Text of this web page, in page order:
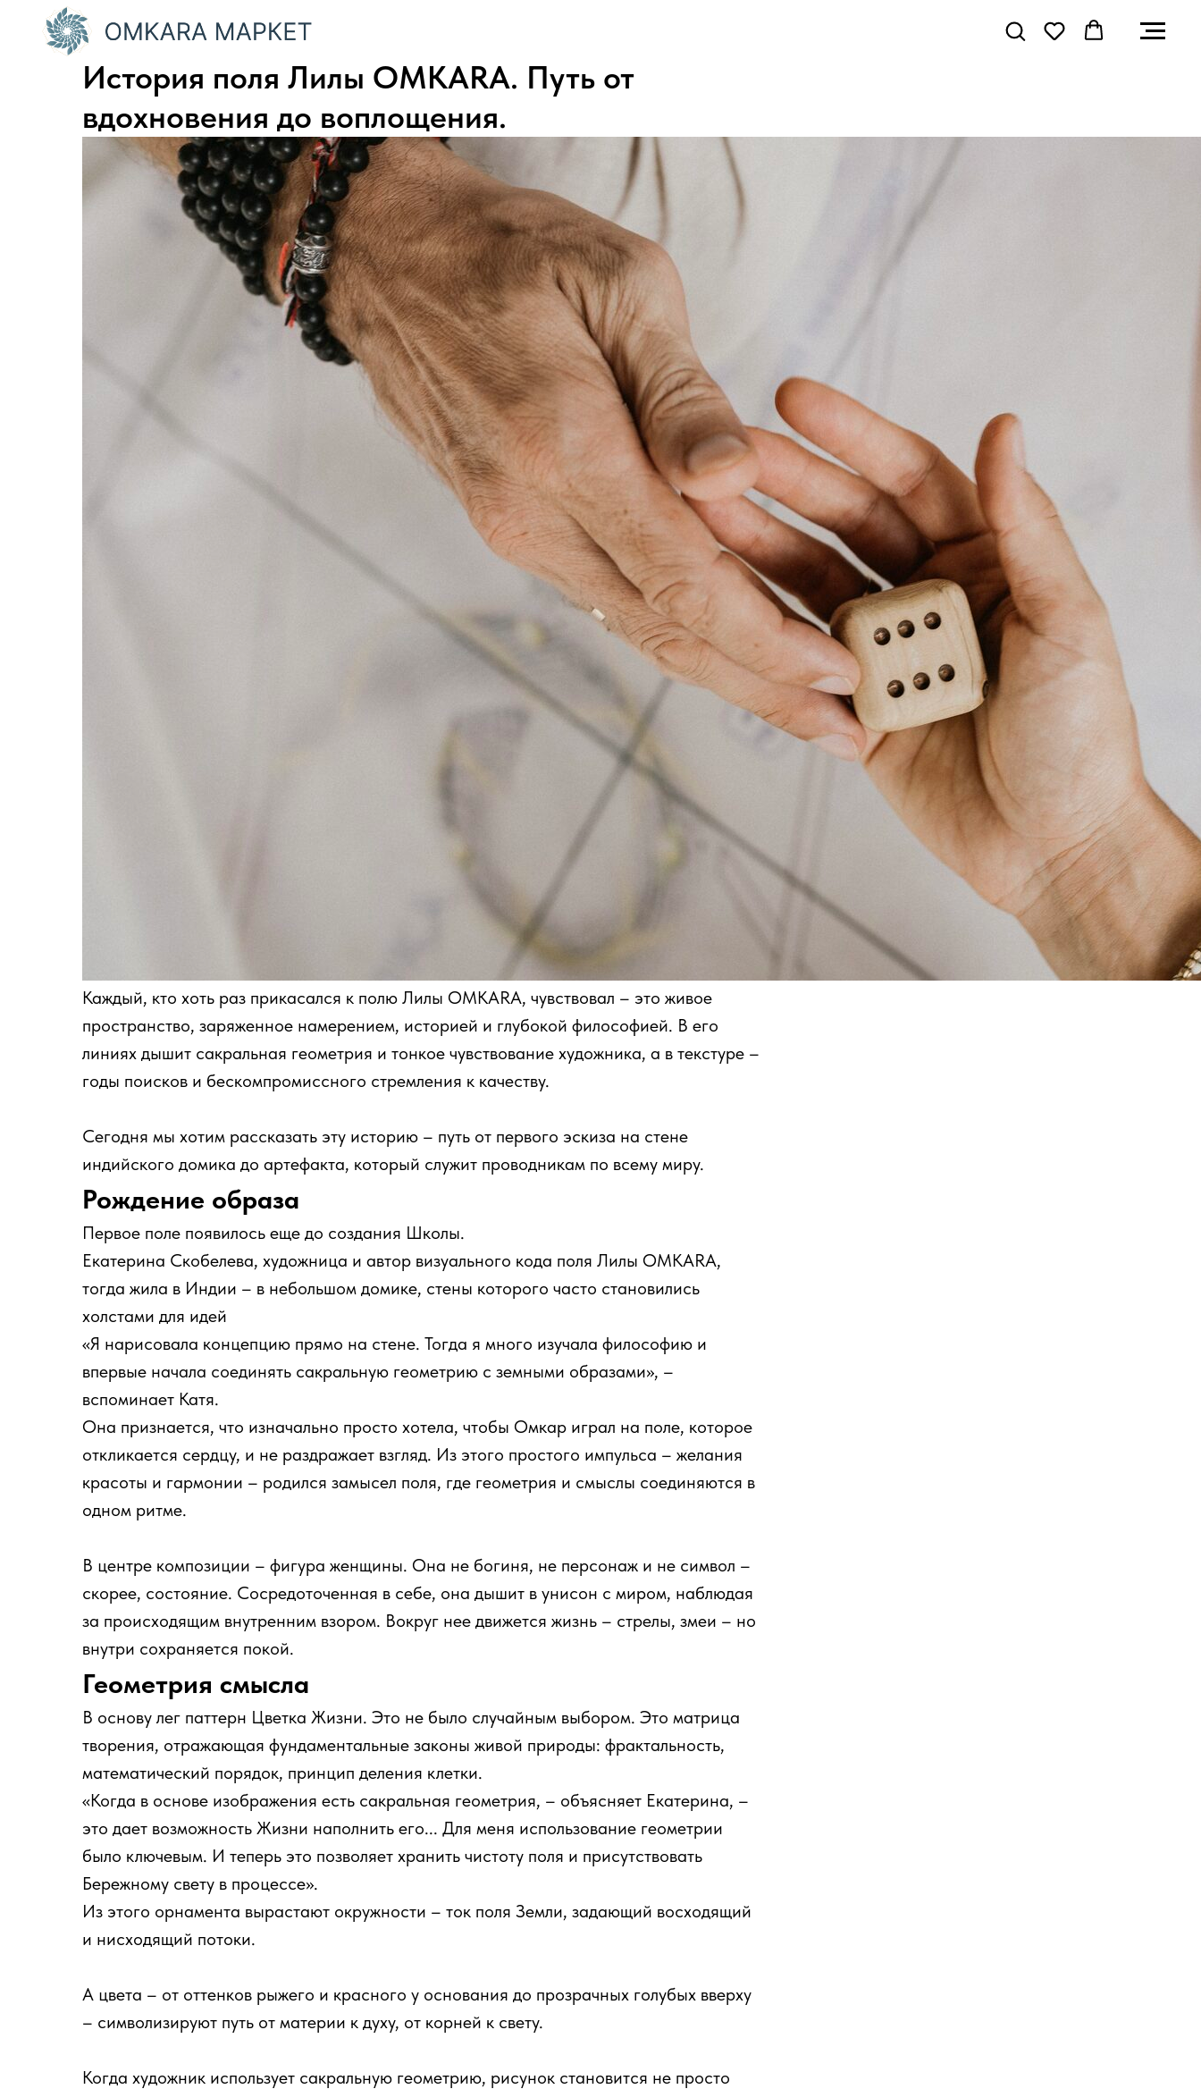
История поля Лилы OMKARA. Путь от
вдохновения до воплощения.
Каждый, кто хоть раз прикасался к полю Лилы OMKARA, чувствовал – это живое
пространство, заряженное намерением, историей и глубокой философией. В его
линиях дышит сакральная геометрия и тонкое чувствование художника, а в текстуре –
годы поисков и бескомпромиссного стремления к качеству.
Сегодня мы хотим рассказать эту историю – путь от первого эскиза на стене
индийского домика до артефакта, который служит проводникам по всему миру.
Рождение образа
Первое поле появилось еще до создания Школы.
Екатерина Скобелева, художница и автор визуального кода поля Лилы OMKARA,
тогда жила в Индии – в небольшом домике, стены которого часто становились
холстами для идей
«Я нарисовала концепцию прямо на стене. Тогда я много изучала философию и
впервые начала соединять сакральную геометрию с земными образами», –
вспоминает Катя.
Она признается, что изначально просто хотела, чтобы Омкар играл на поле, которое
откликается сердцу, и не раздражает взгляд. Из этого простого импульса – желания
красоты и гармонии – родился замысел поля, где геометрия и смыслы соединяются в
одном ритме.
В центре композиции – фигура женщины. Она не богиня, не персонаж и не символ –
скорее, состояние. Сосредоточенная в себе, она дышит в унисон с миром, наблюдая
за происходящим внутренним взором. Вокруг нее движется жизнь – стрелы, змеи – но
внутри сохраняется покой.
Геометрия смысла
В основу лег паттерн Цветка Жизни. Это не было случайным выбором. Это матрица
творения, отражающая фундаментальные законы живой природы: фрактальность,
математический порядок, принцип деления клетки.
«Когда в основе изображения есть сакральная геометрия, – объясняет Екатерина, –
это дает возможность Жизни наполнить его... Для меня использование геометрии
было ключевым. И теперь это позволяет хранить чистоту поля и присутствовать
Бережному свету в процессе».
Из этого орнамента вырастают окружности – ток поля Земли, задающий восходящий
и нисходящий потоки.
А цвета – от оттенков рыжего и красного у основания до прозрачных голубых вверху
– символизируют путь от материи к духу, от корней к свету.
Когда художник использует сакральную геометрию, рисунок становится не просто